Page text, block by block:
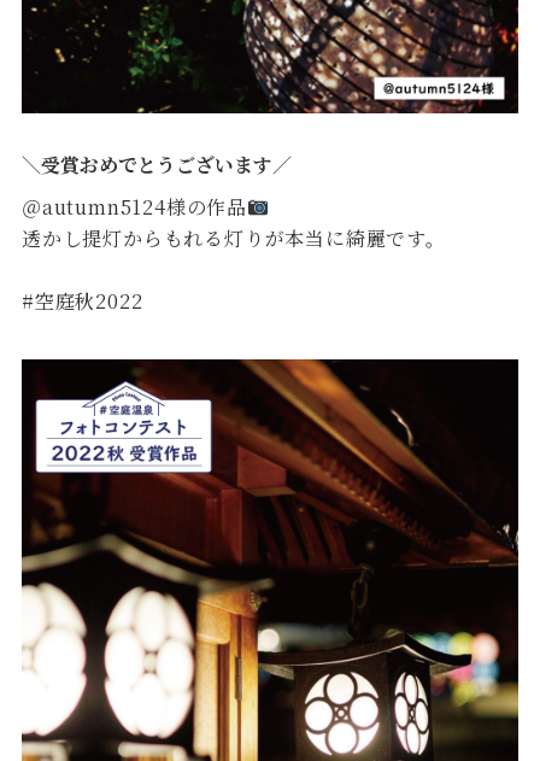
＼受賞おめでとうございます／
＠autumn5124様の作品
透かし提灯からもれる灯りが本当に綺麗です。
#空庭秋2022